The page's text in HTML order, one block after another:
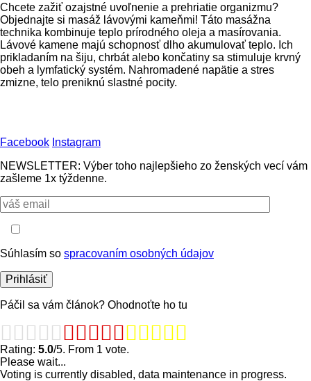
Chcete zažiť ozajstné uvoľnenie a prehriatie organizmu?
Objednajte si masáž lávovými kameňmi! Táto masážna
technika kombinuje teplo prírodného oleja a masírovania.
Lávové kamene majú schopnosť dlho akumulovať teplo. Ich
prikladaním na šiju, chrbát alebo končatiny sa stimuluje krvný
obeh a lymfatický systém. Nahromadené napätie a stres
zmizne, telo preniknú slastné pocity.
Facebook Instagram
NEWSLETTER: Výber toho najlepšieho zo ženských vecí vám
zašleme 1x týždenne.
Súhlasím so spracovaním osobných údajov
Páčil sa vám článok? Ohodnoťte ho tu
Rating: 5.0/5. From 1 vote.
Please wait...
Voting is currently disabled, data maintenance in progress.